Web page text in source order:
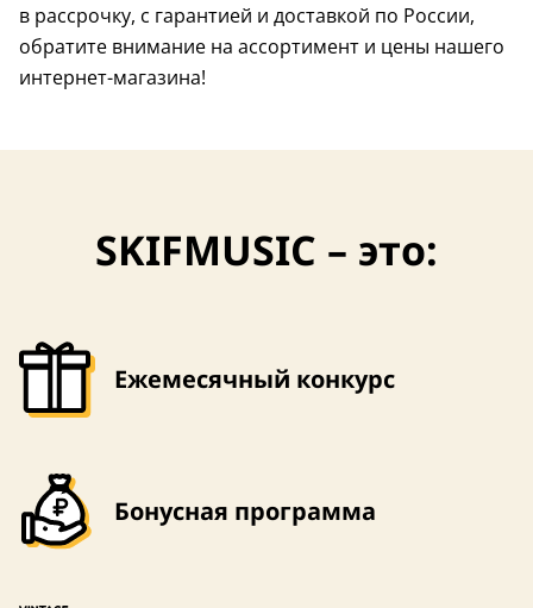
в рассрочку, с гарантией и доставкой по России,
обратите внимание на ассортимент и цены нашего
интернет-магазина!
SKIFMUSIC – это:
Ежемесячный конкурс
Бонусная программа